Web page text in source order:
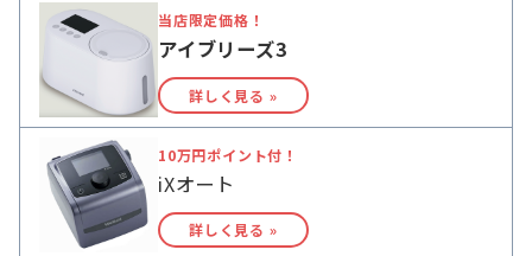
当店限定価格！
アイブリーズ3
詳しく見る »
10万円ポイント付！
iXオート
詳しく見る »